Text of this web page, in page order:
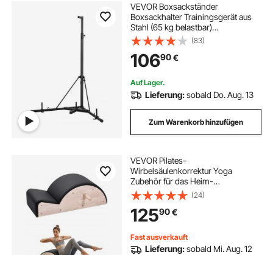
VEVOR Boxsackständer
Boxsackhalter Trainingsgerät aus
Stahl (65 kg belastbar)
höhenverstellbares freistehendes
Sandsackgestell Ständer mit
beschwerter Basis, Trainingsgerät
für Fitness-Studio
(83)
10690€
Auf Lager.
Lieferung:sobald Do. Aug. 13
Zum Warenkorb hinzufügen
VEVOR Pilates-
Wirbelsäulenkorrektur Yoga
Zubehör für das Heim-
Fitnessstudio, Fitness-
Trainingsgerät aus
Gummibaumholz, gekrümmtes
Fitness-Körpertrainingsgerät, für
Wirbelsäulenübungen
Gleichgewicht
(24)
12590€
Fast ausverkauft
Lieferung:sobald Mi. Aug. 12